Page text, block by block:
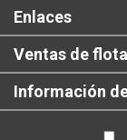
Enlaces
Ventas de
Información